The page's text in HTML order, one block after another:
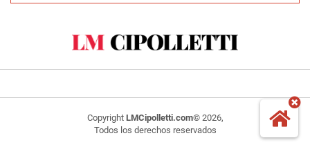
Copyright LMCipolletti.com© 2026,
Todos los derechos reservados